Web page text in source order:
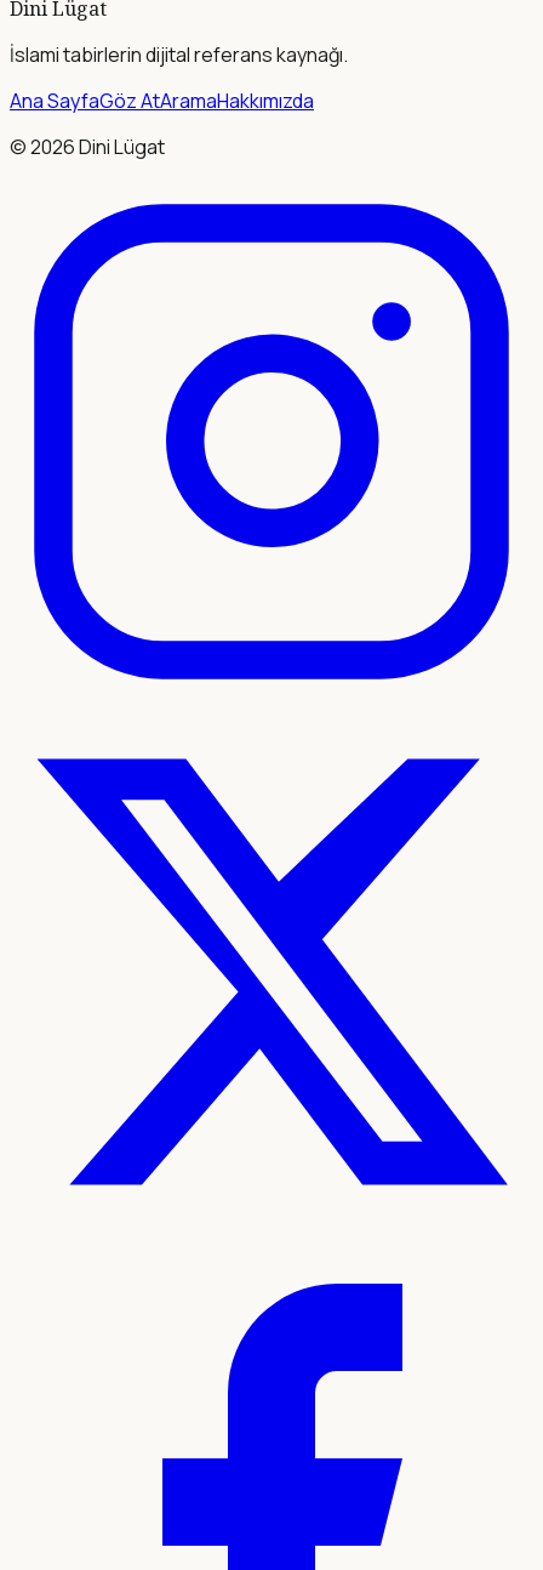
Dini Lügat
İslami tabirlerin dijital referans kaynağı.
Ana SayfaGöz AtAramaHakkımızda
©2026Dini Lügat